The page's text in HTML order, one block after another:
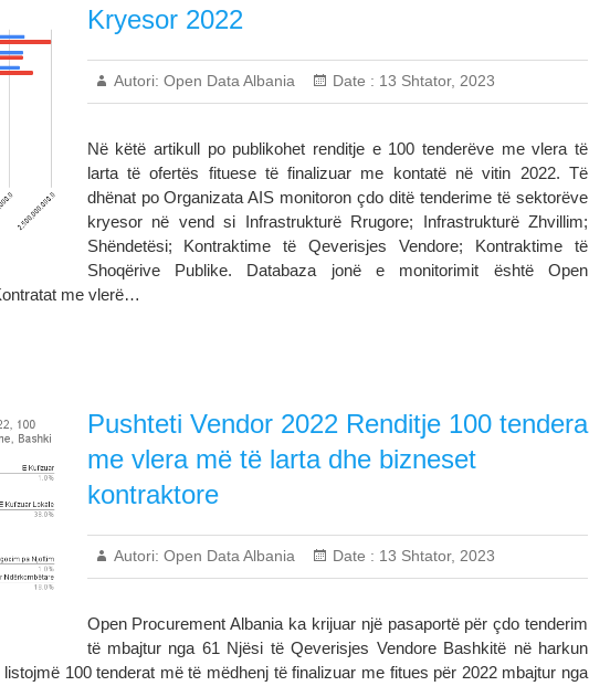
Kryesor 2022
Autori: Open Data Albania Date : 13 Shtator, 2023
Në këtë artikull po publikohet renditje e 100 tenderëve me vlera të
larta të ofertës fituese të finalizuar me kontatë në vitin 2022. Të
dhënat po Organizata AIS monitoron çdo ditë tenderime të sektorëve
kryesor në vend si Infrastrukturë Rrugore; Infrastrukturë Zhvillim;
Shëndetësi; Kontraktime të Qeverisjes Vendore; Kontraktime të
Shoqërive Publike. Databaza jonë e monitorimit është Open
me vlerë…
Pushteti Vendor 2022 Renditje 100 tendera
me vlera më të larta dhe bizneset
kontraktore
Autori: Open Data Albania Date : 13 Shtator, 2023
Open Procurement Albania ka krijuar një pasaportë për çdo tenderim
të mbajtur nga 61 Njësi të Qeverisjes Vendore Bashkitë në harkun
100 tenderat më të mëdhenj të finalizuar me fitues për 2022 mbajtur nga